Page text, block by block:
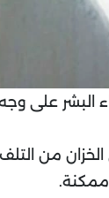
على وجه
من التلف
ممكنة.